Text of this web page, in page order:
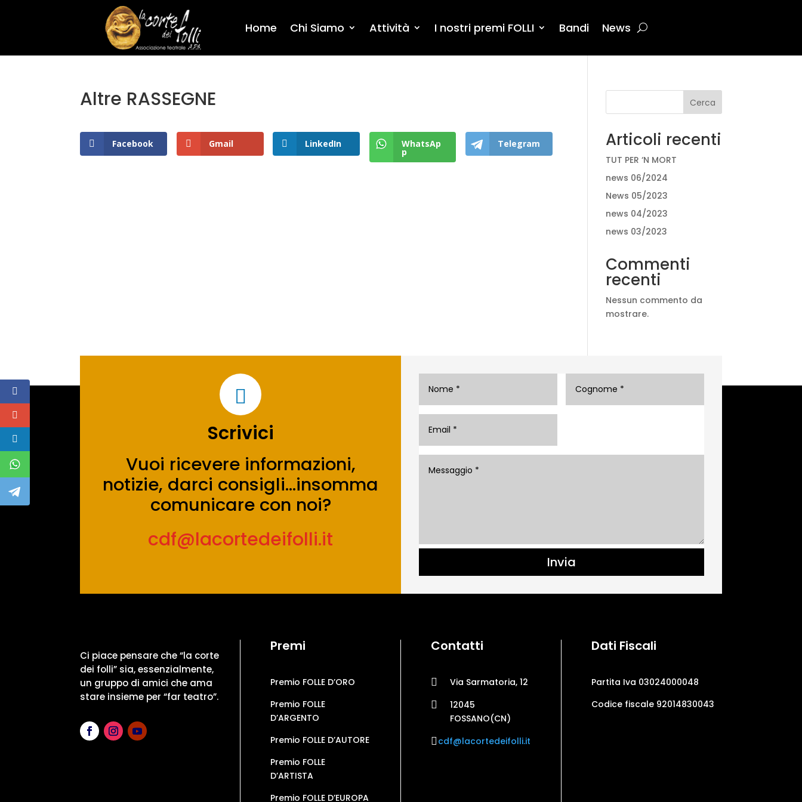
Home Chi Siamo Attività I nostri premi FOLLI Bandi News
Altre RASSEGNE
Facebook Gmail LinkedIn WhatsAp
p
Telegram
Cerca
Articoli recenti
TUT PER ‘N MORT
news 06/2024
News 05/2023
news 04/2023
news 03/2023
Commenti
recenti
Nessun commento da
mostrare.

Scrivici
Vuoi ricevere informazioni,
notizie, darci consigli…insomma
comunicare con noi?
cdf@lacortedeifolli.it
Invia
Ci piace pensare che “la corte
dei folli” sia, essenzialmente,
un gruppo di amici che ama
stare insieme per “far teatro”.
Premi
Premio FOLLE D’ORO
Premio FOLLE
D’ARGENTO
Premio FOLLE D’AUTORE
Premio FOLLE
D’ARTISTA
Premio FOLLE D’EUROPA
Contatti
 Via Sarmatoria, 12

12045
FOSSANO(CN)
cdf@lacortedeifolli.it
Dati Fiscali
Partita Iva 03024000048
Codice fiscale 92014830043